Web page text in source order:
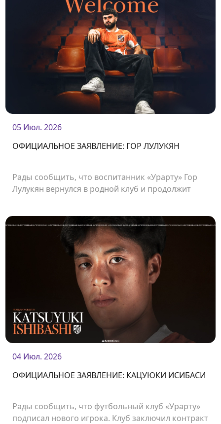
05 Июл. 2026
ОФИЦИАЛЬНОЕ ЗАЯВЛЕНИЕ: ГОР ЛУЛУКЯН
Рады сообщить, что воспитанник «Урарту» Гор
Лулукян вернулся в родной клуб и продолжит
04 Июл. 2026
ОФИЦИАЛЬНОЕ ЗАЯВЛЕНИЕ: КАЦУЮКИ ИСИБАСИ
Рады сообщить, что футбольный клуб «Урарту»
подписал нового игрока. Клуб заключил контракт